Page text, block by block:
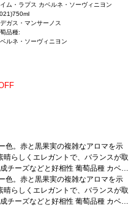
ム・ラプス カベルネ・ソーヴィニヨン
750ml
ガス・マンサーノス
品種:
ルネ・ソーヴィニヨン
色。赤と黒果実の複雑なアロマを示
らしくエレガントで、バランスが取
チーズなどと好相性 葡萄品種 カベル
れの場合、在庫があり価格が同様の
す、ご了承ください。
色。赤と黒果実の複雑なアロマを示
らしくエレガントで、バランスが取
チーズなどと好相性 葡萄品種 カベル